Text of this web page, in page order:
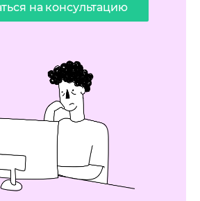
на консультацию